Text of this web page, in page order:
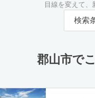
目線を変えて、
検索
郡山市で